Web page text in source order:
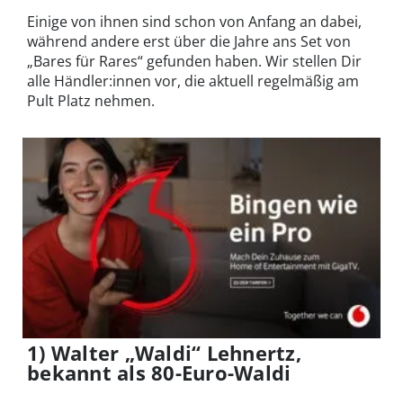
Einige von ihnen sind schon von Anfang an dabei,
während andere erst über die Jahre ans Set von
„Bares für Rares“ gefunden haben. Wir stellen Dir
alle Händler:innen vor, die aktuell regelmäßig am
Pult Platz nehmen.
1) Walter „Waldi“ Lehnertz,
bekannt als 80-Euro-Waldi